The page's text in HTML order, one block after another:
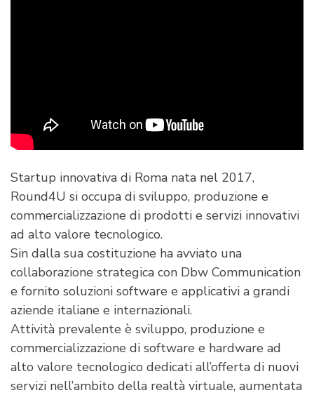
Startup innovativa di Roma nata nel 2017,
Round4U si occupa di sviluppo, produzione e
commercializzazione di prodotti e servizi innovativi
ad alto valore tecnologico.
Sin dalla sua costituzione ha avviato una
collaborazione strategica con Dbw Communication
e fornito soluzioni software e applicativi a grandi
aziende italiane e internazionali.
Attività prevalente è sviluppo, produzione e
commercializzazione di software e hardware ad
alto valore tecnologico dedicati all’offerta di nuovi
servizi nell’ambito della realtà virtuale, aumentata